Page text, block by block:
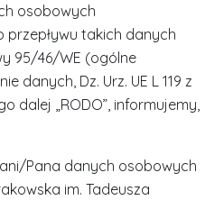
osobowych
przepływu takich danych
95/46/WE (ogólne
danych, Dz. Urz. UE L 119 z
dalej „RODO”, informujemy,
Pana danych osobowych
im. Tadeusza